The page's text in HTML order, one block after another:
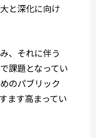
と深化に向け
、それに伴う
課題となってい
のパブリック
ます高まってい